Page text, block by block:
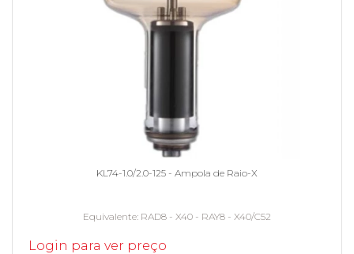
KL74-1.0/2.0-125 - Ampola de Raio-X
Equivalente RAD8 - X40 - RAY8 - X40/C52
Login para ver preço